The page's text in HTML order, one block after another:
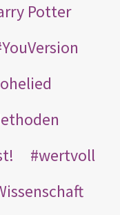
Potter
YouVersion
wertvoll